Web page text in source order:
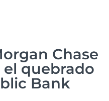
Chase
quebrado
Bank